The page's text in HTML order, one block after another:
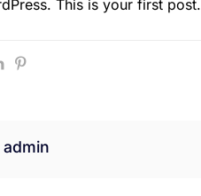
This is your first
admin